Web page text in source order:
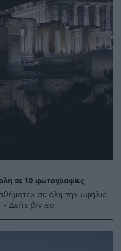
σε 10 φωτογραφίες
σε όλη την υφήλιο
Δείτε βίντεο